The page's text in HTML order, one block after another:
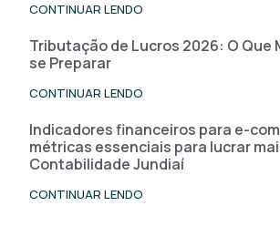
CONTINUAR LENDO
Tributação de Lucros 2026: O Que
se Preparar
CONTINUAR LENDO
Indicadores financeiros para e-
métricas essenciais para lucrar
Contabilidade Jundiaí
CONTINUAR LENDO